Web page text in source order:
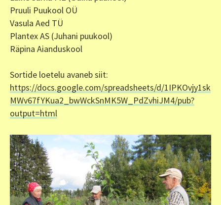
Pruuli Puukool OÜ
Vasula Aed TÜ
Plantex AS (Juhani puukool)
Räpina Aianduskool
Sortide loetelu avaneb siit:
https://docs.google.com/spreadsheets/d/1IPKOvjy1sk
MWv67fYKua2_bwWckSnMK5W_PdZvhiJM4/pub?
output=html